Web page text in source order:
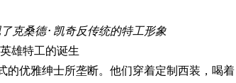
克桑德·凯奇反传统的特工形象
雄特工的诞生
优雅绅士所垄断。他们穿着定制西装，喝着